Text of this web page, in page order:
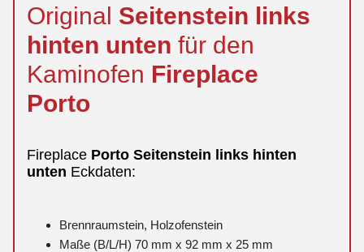
Original Seitenstein links
hinten unten für den
Kaminofen Fireplace
Porto
Fireplace Porto Seitenstein links hinten
unten Eckdaten:
Brennraumstein, Holzofenstein
Maße (B/L/H) 70 mm x 92 mm x 25 mm